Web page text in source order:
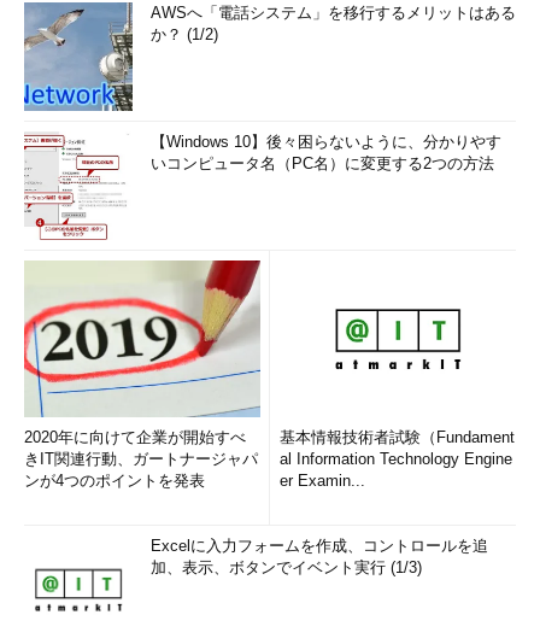
AWSへ「電話システム」を移行するメリットはある
か？ (1/2)
【Windows 10】後々困らないように、分かりやす
いコンピュータ名（PC名）に変更する2つの方法
2020年に向けて企業が開始すべ
きIT関連行動、ガートナージャパ
ンが4つのポイントを発表
基本情報技術者試験（Fundament
al Information Technology Engine
er Examin...
Excelに入力フォームを作成、コントロールを追
加、表示、ボタンでイベント実行 (1/3)